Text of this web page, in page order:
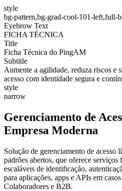
style
bg-pattern,bg-grad-cool-101-left,full-
Eyebrow Text
FICHA TÉCNICA
Title
Ficha Técnica do PingAM
Subtitle
Aumente a agilidade, reduza riscos e
acesso com identidade segura e
style
narrow
Gerenciamento de
Empresa Moderna
Solução de gerenciamento de acesso
padrões abertos, que oferece
escaláveis de identificação,
para aplicações, apps e APIs em
Colaboradores e B2B.